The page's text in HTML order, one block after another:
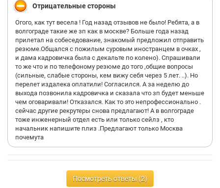
Отрицательные стороны
Огого, как тут весела ! Год назад отзывов не было! Ребята, а в
волгограде такие же зп как в москве? Больше года назад
прилетал на собеседование, знакомый предложил отправить
резюме.Общался с пожилым суровым иностранцем в очках ,
и дама кадровичка была с декальте по колено). Спрашивали
то же что и по телефоному резюме до того ,общие вопросы
(сильные, слабые стороны, кем вижу себя через 5 лет. ..). Но
перелет издалека оплатили! Согласился. А за неделю до
выхода позвонила кадровичка и сказала что зп будет меньше
чем оговаривали! Отказался. Как то это непрофессионально .
сейчас другие рекрутеры снова предлагают! А в волгограде
тоже инженерный отдел есть или только сейлз , кто
начальник напишите плиз .Предлагают только Москва
почемута
Посмотреть ответы (2)